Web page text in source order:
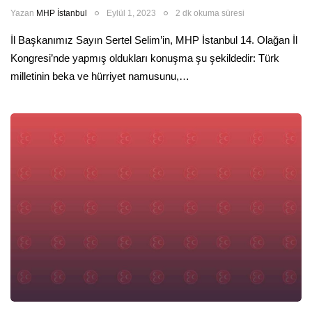
Yazan MHP İstanbul Eylül 1, 2023 2 dk okuma süresi
İl Başkanımız Sayın Sertel Selim’in, MHP İstanbul 14. Olağan İl
Kongresi’nde yapmış oldukları konuşma şu şekildedir: Türk
milletinin beka ve hürriyet namusunu,…